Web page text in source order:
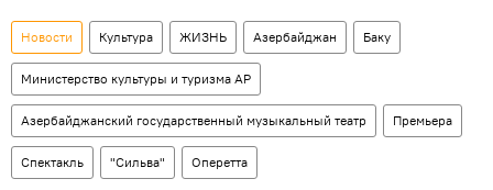
Новости Культура ЖИЗНЬ Азербайджан Баку
Министерство культуры и туризма АР
Азербайджанский государственный музыкальный театр Премьера
Спектакль "Сильва" Оперетта